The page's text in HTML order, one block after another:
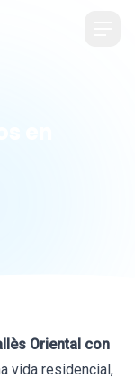
Oriental con
vida residencial,